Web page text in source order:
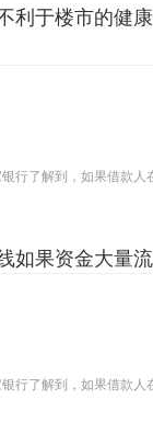
利于楼市的健
行了解到，如果借款
如果资金大量
行了解到，如果借款